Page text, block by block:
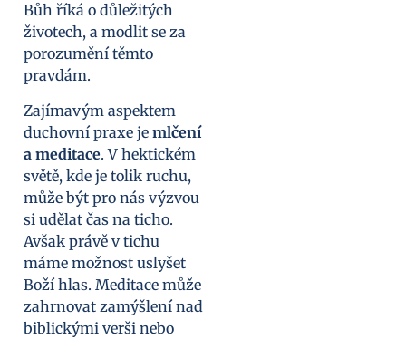
Bůh říká o důležitých
životech, a modlit se za
porozumění těmto
pravdám.
Zajímavým aspektem
duchovní praxe je mlčení
a meditace. V hektickém
světě, kde je tolik ruchu,
může být pro nás výzvou
si udělat čas na ticho.
Avšak právě v tichu
máme možnost uslyšet
Boží hlas. Meditace může
zahrnovat zamýšlení nad
biblickými verši nebo